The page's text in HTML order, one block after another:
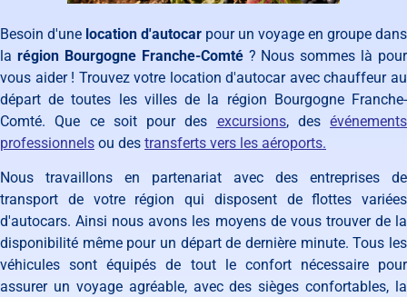
Besoin d'une location d'autocar pour un voyage en groupe dans
la région Bourgogne Franche-Comté? Nous sommes là pour
vous aider ! Trouvez votre location d'autocar avec chauffeur au
départ de toutes les villes de la région Bourgogne Franche-
Comté. Que ce soit pour des excursions, des événements
professionnels ou des transferts vers les aéroports.
Nous travaillons en partenariat avec des entreprises de
transport de votre région qui disposent de flottes variées
d'autocars. Ainsi nous avons les moyens de vous trouver de la
disponibilité même pour un départ de dernière minute. Tous les
véhicules sont équipés de tout le confort nécessaire pour
assurer un voyage agréable, avec des sièges confortables, la